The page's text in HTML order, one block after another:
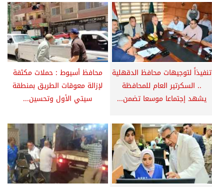
تنفيذاً لتوجيهات محافظ الدقهلية
.. السكرتير العام للمحافظة
يشهد إجتماعا موسعا تضمن...
محافظ أسيوط : حملات مكثفة
لإزالة معوقات الطريق بمنطقة
سيتي الأول وتحسين...